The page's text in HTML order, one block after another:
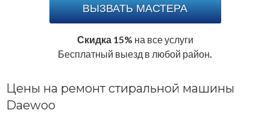
ВЫЗВАТЬ МАСТЕРА
Скидка 15% на все услуги
Бесплатный выезд в любой район.
Цены на ремонт стиральной машины
Daewoo